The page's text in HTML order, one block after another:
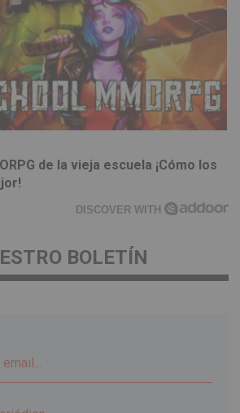
de la vieja escuela ¡Cómo los
DISCOVER WITH
BOLETÍN